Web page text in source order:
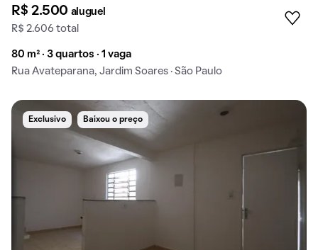
R$ 2.500 aluguel
R$ 2.606 total
80 m² · 3 quartos · 1 vaga
Rua Avateparana, Jardim Soares · São Paulo
Exclusivo Baixou o preço